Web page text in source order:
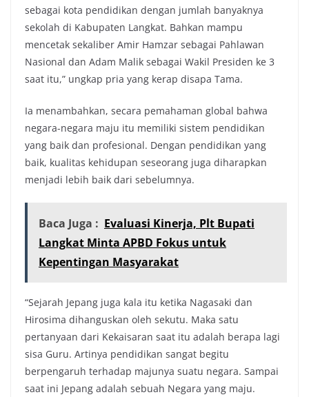
sebagai kota pendidikan dengan jumlah banyaknya
sekolah di Kabupaten Langkat. Bahkan mampu
mencetak sekaliber Amir Hamzar sebagai Pahlawan
Nasional dan Adam Malik sebagai Wakil Presiden ke 3
saat itu,” ungkap pria yang kerap disapa Tama.
Ia menambahkan, secara pemahaman global bahwa
negara-negara maju itu memiliki sistem pendidikan
yang baik dan profesional. Dengan pendidikan yang
baik, kualitas kehidupan seseorang juga diharapkan
menjadi lebih baik dari sebelumnya.
Baca Juga : Evaluasi Kinerja, Plt Bupati
Langkat Minta APBD Fokus untuk
Kepentingan Masyarakat
“Sejarah Jepang juga kala itu ketika Nagasaki dan
Hirosima dihanguskan oleh sekutu. Maka satu
pertanyaan dari Kekaisaran saat itu adalah berapa lagi
sisa Guru. Artinya pendidikan sangat begitu
berpengaruh terhadap majunya suatu negara. Sampai
saat ini Jepang adalah sebuah Negara yang maju.